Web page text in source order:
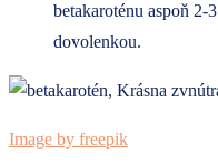
betakaroténu aspoň 2-
dovolenkou.
Image by freepik